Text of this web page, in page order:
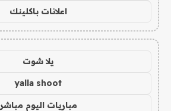
اعلانات باكلينك
يلا شوت
yalla shoot
مباريات اليوم مباشر